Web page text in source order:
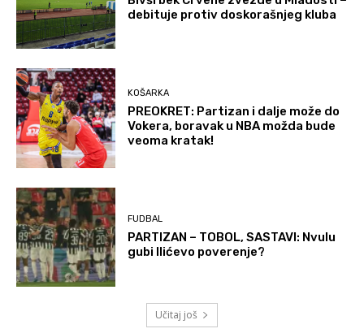
debituje protiv doskorašnjeg kluba
KOŠARKA
PREOKRET: Partizan i dalje može do
Vokera, boravak u NBA možda bude
veoma kratak!
FUDBAL
PARTIZAN – TOBOL, SASTAVI: Nvulu
gubi Ilićevo poverenje?
Učitaj još